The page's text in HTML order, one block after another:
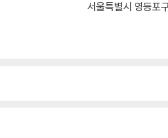
서울특별시 영등포